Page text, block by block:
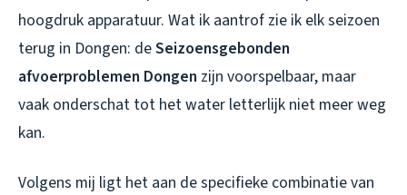
hoogdruk apparatuur. Wat ik aantrof zie ik elk seizoen
terug in Dongen: deSeizoensgebonden
afvoerproblemen Dongen zijn voorspelbaar, maar
vaak onderschat tot het water letterlijk niet meer weg
kan.
Volgens mij ligt het aan de specifieke combinatie van